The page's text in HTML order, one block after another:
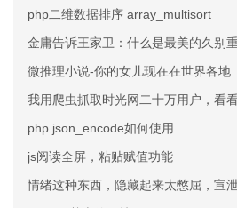
php二维数据排序 array_multisort
金庸告诉王家卫：什么是最美的久别
微推理小说-你的女儿现在在世界各地
我用爬虫抓取时光网二十万用户，看
php json_encode如何使用
js阅读全屏，粘贴赋值功能
情绪这种东西，隐藏起来太憋屈，宣